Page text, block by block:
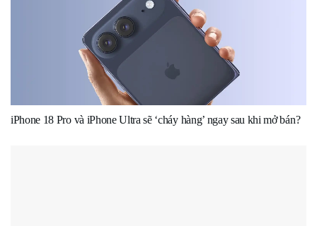
iPhone 18 Pro và iPhone Ultra sẽ ‘cháy hàng’ ngay sau khi mở bán?